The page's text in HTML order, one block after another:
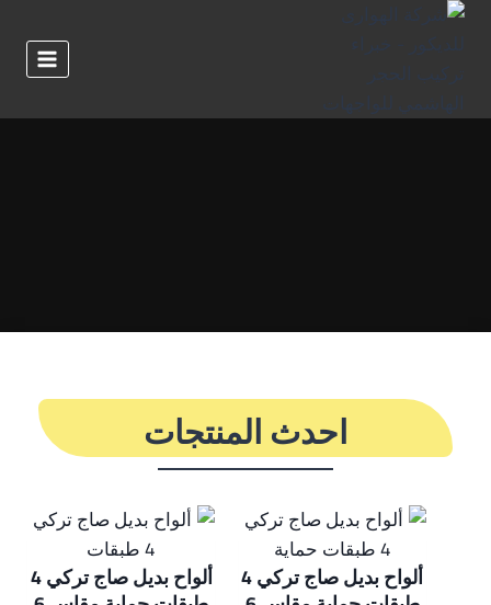
التجاوز
احدث المنتجات
ألواح بديل صاج تركي 4 ألواح بديل صاج تركي 4